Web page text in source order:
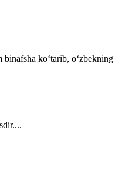
koʻtarib, oʻzbekning